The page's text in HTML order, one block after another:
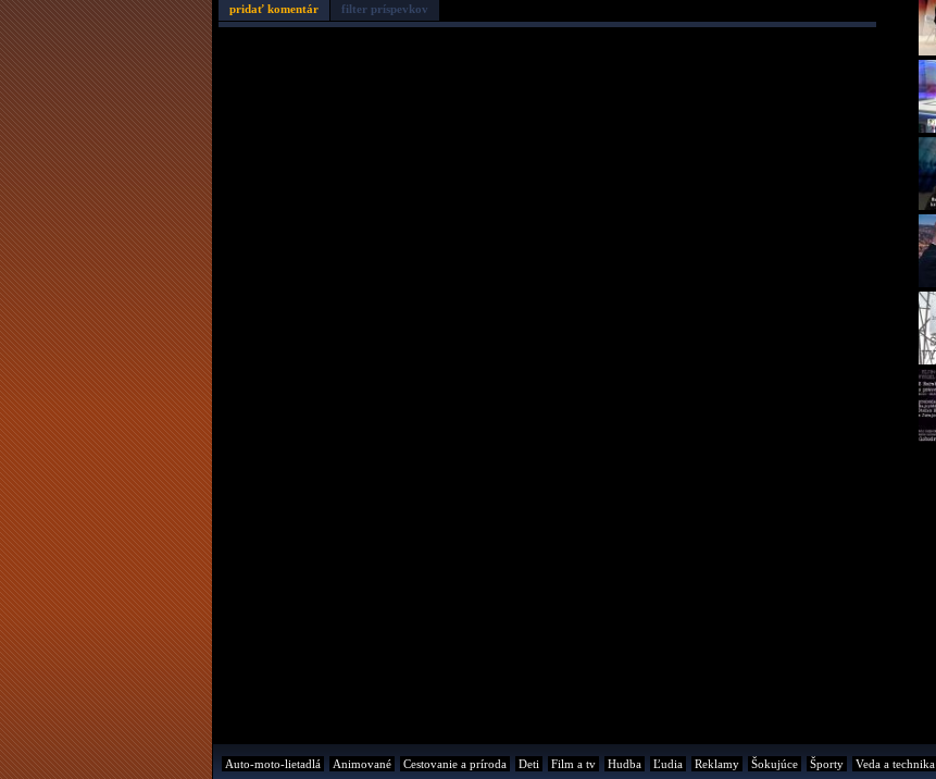
pridať komentár filter príspevkov
Auto-moto-lietadlá Animované Cestovanie a príroda Deti Film a tv Hudba Ľudia Reklamy Šokujúce Športy Veda a technika